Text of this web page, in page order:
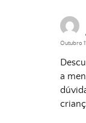
Outubro
a